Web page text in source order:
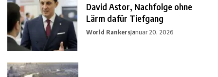
David Astor, Nachfolge ohne
Lärm dafür Tiefgang
World RankersJanuar 20, 2026